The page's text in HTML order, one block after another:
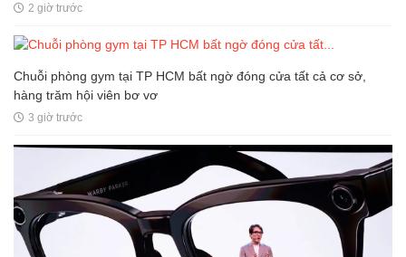
Chủ hàng phở càn quét Berlin, ngày "đốt" 3 thùng nước mắm: Về
Việt Nam như cá gặp nước, ấm cúng vô cùng
2 giờ trước